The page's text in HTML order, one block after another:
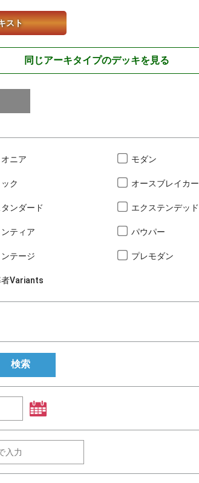
スト
同じアーキタイプのデッキを見る
ニア モダン
ク オースブレイカー
タンダード エクステンデッド
ティア パウパー
テージ プレモダン
者Variants